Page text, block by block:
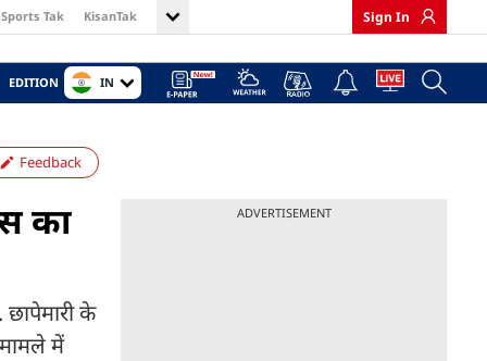
Sports Tak KisanTak Sign In
EDITION IN
Feedback
का
के
मामले में
ADVERTISEMENT